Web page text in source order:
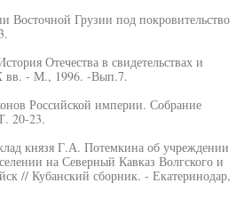
Восточной Грузии под покровительство
Отечества в свидетельствах и
вв. - М., 1996. -Вып.7.
Российской империи. Собрание
20-23.
князя Г.А. Потемкина об учреждении
на Северный Кавказ Волгского и
// Кубанский сборник. - Екатеринодар,